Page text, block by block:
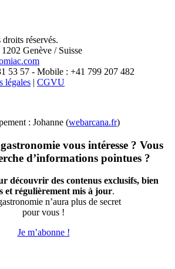
X
réservés.
Genève / Suisse
53 57 - Mobile : +41 799 207 482
légales | CGVU
: Johanne (webarcana.fr)
vous intéresse ? Vous
d’informations pointues ?
découvrir des contenus exclusifs, bien
et régulièrement mis à jour.
n’aura plus de secret
pour vous !
Je m’abonne !